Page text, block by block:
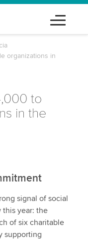
organizations in
to
in the
signal of social
year: the
of six charitable
supporting